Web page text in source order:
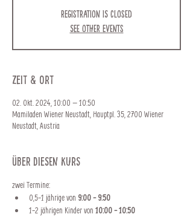
Registration is closed
See other events
Zeit & Ort
02. Okt. 2024, 10:00 – 10:50
Mamiladen Wiener Neustadt, Hauptpl. 35, 2700 Wiener
Neustadt, Austria
Über diesen Kurs
zwei Termine:
0,5-1 jährige von 9:00 - 9:50
1-2 jährigen Kinder von 10:00 - 10:50